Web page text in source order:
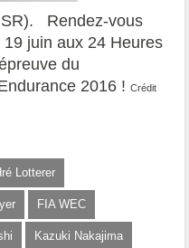
Rendez-vous
juin aux 24 Heures
du
2016 !Crédit
Lotterer
FIA WEC
Kazuki Nakajima